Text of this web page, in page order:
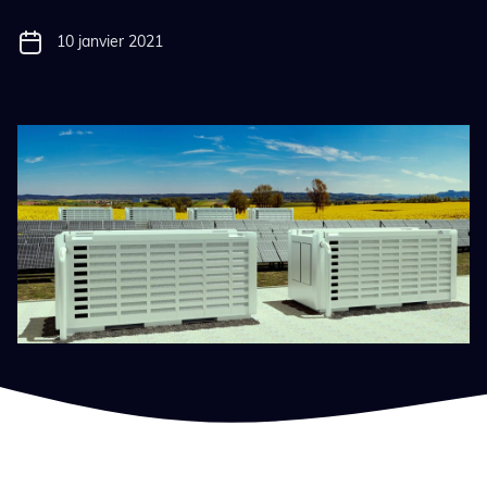
10 janvier 2021